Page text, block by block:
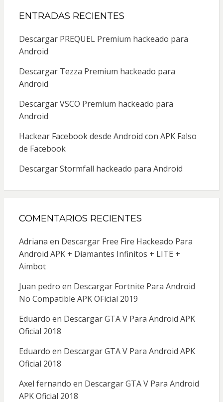
ENTRADAS RECIENTES
Descargar PREQUEL Premium hackeado para
Android
Descargar Tezza Premium hackeado para
Android
Descargar VSCO Premium hackeado para
Android
Hackear Facebook desde Android con APK Falso
de Facebook
Descargar Stormfall hackeado para Android
COMENTARIOS RECIENTES
Adriana en Descargar Free Fire Hackeado Para
Android APK + Diamantes Infinitos + LITE +
Aimbot
Juan pedro en Descargar Fortnite Para Android
No Compatible APK OFicial 2019
Eduardo en Descargar GTA V Para Android APK
Oficial 2018
Eduardo en Descargar GTA V Para Android APK
Oficial 2018
Axel fernando en Descargar GTA V Para Android
APK Oficial 2018